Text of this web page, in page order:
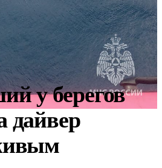
у берегов
дайвер